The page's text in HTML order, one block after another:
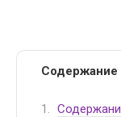
Содержание